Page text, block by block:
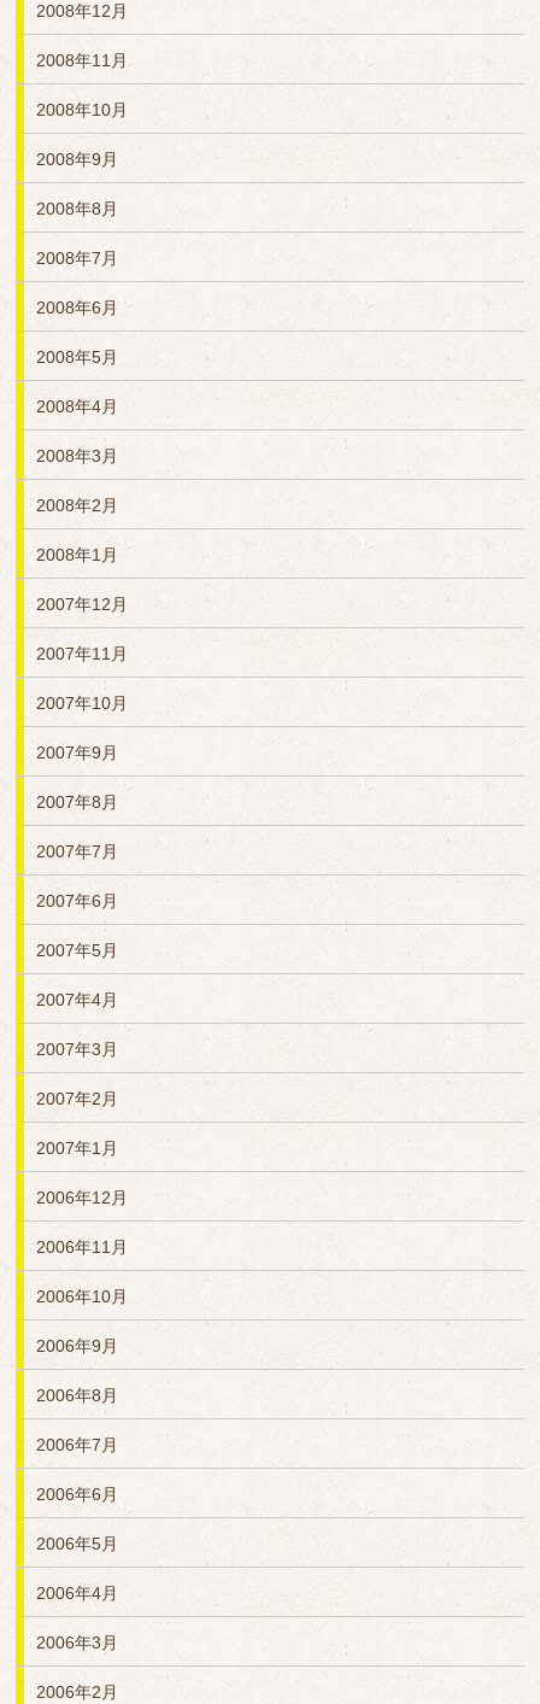
2008年12月
2008年11月
2008年10月
2008年9月
2008年8月
2008年7月
2008年6月
2008年5月
2008年4月
2008年3月
2008年2月
2008年1月
2007年12月
2007年11月
2007年10月
2007年9月
2007年8月
2007年7月
2007年6月
2007年5月
2007年4月
2007年3月
2007年2月
2007年1月
2006年12月
2006年11月
2006年10月
2006年9月
2006年8月
2006年7月
2006年6月
2006年5月
2006年4月
2006年3月
2006年2月